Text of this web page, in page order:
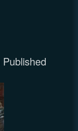
Published